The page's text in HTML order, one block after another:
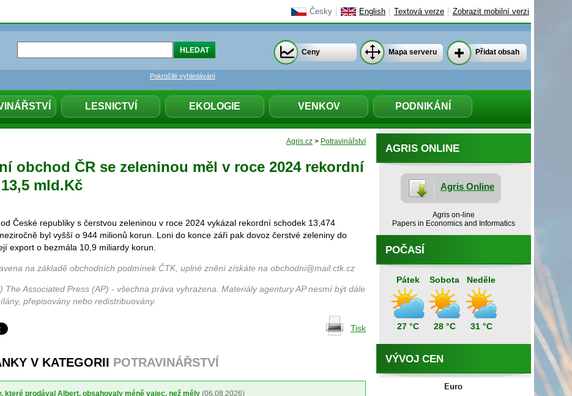
Česky English Textová verze Zobrazit mobilní verzi
LESNICTVÍ EKOLOGIE VENKOV PODNIKÁNÍ
Pokročilé vyhledávání
Ceny Mapa serveru Přidat obsah
Agris.cz > Potravinářství
obchod ČR se zeleninou měl v roce 2024 rekordní
mld.Kč
České republiky s čerstvou zeleninou v roce 2024 vykázal rekordní schodek 13,474
byl vyšší o 944 milionů korun. Loni do konce záři pak dovoz čerstvé zeleniny do
export o bezmála 10,9 miliardy korun.
na základě obchodních podmínek ČTK, uplné znění získáte na obchodni@mail.ctk.cz
The Associated Press (AP) - všechna práva vyhrazena. Materiály agentury AP nesmí být dále
přepisovány nebo redistribuovány.
Tisk
V KATEGORII POTRAVINÁŘSTVÍ
které prodával Albert, obsahovaly méně vajec, než měly (06.08.2026)
AGRIS ONLINE
Agris Online
Agris on-line
Papers in Economics and Informatics
POČASÍ
Pátek
27 °C
Sobota
28 °C
Neděle
31 °C
VÝVOJ CEN